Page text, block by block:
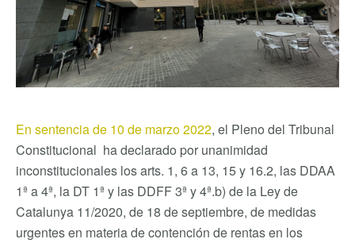
En sentencia de 10 de marzo 2022, el Pleno del Tribunal
Constitucional ha declarado por unanimidad
inconstitucionales los arts. 1, 6 a 13, 15 y 16.2, las DDAA
1ª a 4ª, la DT 1ª y las DDFF 3ª y 4ª.b) de la Ley de
Catalunya 11/2020, de 18 de septiembre, de medidas
urgentes en materia de contención de rentas en los